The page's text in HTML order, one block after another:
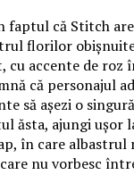
faptul că Stitch
florilor
cu accente de roz
că personajul
să așezi o
ăsta, ajungi ușor
în care albastrul
nu vorbesc